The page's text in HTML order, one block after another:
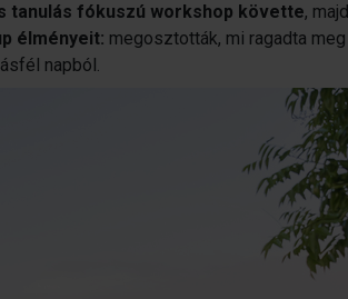
tanulás fókuszú workshop követte, majd
élményeit: megosztották, mi ragadta meg
napból.